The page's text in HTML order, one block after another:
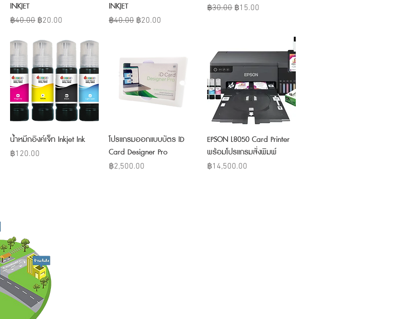
INKJET
Regular Price
฿40.00 Sale Price
฿20.00
INKJET
Regular Price
฿40.00 Sale Price
฿20.00
Regular Price
฿30.00 Sale Price
฿15.00
Quick View
น้ำหมึกอิงค์เจ็ท Inkjet Ink
Price
฿120.00
Quick View
โปรแกรมออกแบบบัตร ID
Card Designer Pro
Price
฿2,500.00
Quick View
EPSON L8050 Card Printer
พร้อมโปรแกรมสั่งพิมพ์
Price
฿14,500.00